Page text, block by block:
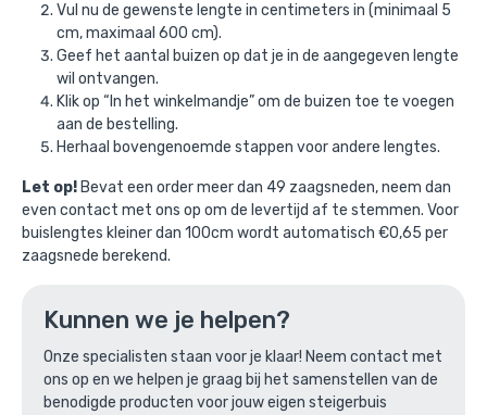
Vul nu de gewenste lengte in centimeters in (minimaal 5
cm, maximaal 600 cm).
Geef het aantal buizen op dat je in de aangegeven lengte
wil ontvangen.
Klik op “In het winkelmandje” om de buizen toe te voegen
aan de bestelling.
Herhaal bovengenoemde stappen voor andere lengtes.
Let op! Bevat een order meer dan 49 zaagsneden, neem dan
even contact met ons op om de levertijd af te stemmen. Voor
buislengtes kleiner dan 100cm wordt automatisch €0,65 per
zaagsnede berekend.
Kunnen we je helpen?
Onze specialisten staan voor je klaar! Neem contact met
ons op en we helpen je graag bij het samenstellen van de
benodigde producten voor jouw eigen steigerbuis
Steigerbuis staal 48,3 mm
Gekozen lengte:vul de gewenste lengte in.
Gekozen aantal: x
Productnummer: STCB483
€15,67 incl. BTW/ per meter
€12,95
of verder winkelen